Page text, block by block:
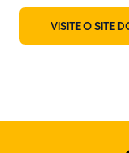
VISITE O SITE